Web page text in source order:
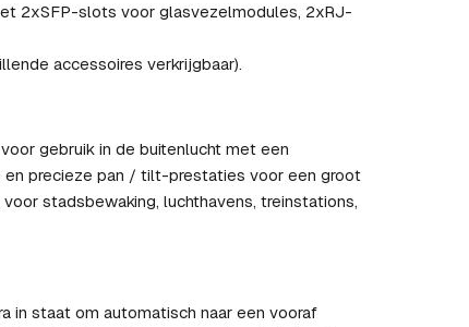
2xSFP-slots voor glasvezelmodules, 2xRJ-
accessoires verkrijgbaar).
gebruik in de buitenlucht met een
precieze pan / tilt-prestaties voor een groot
stadsbewaking, luchthavens, treinstations,
in staat om automatisch naar een vooraf